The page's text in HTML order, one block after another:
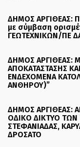
ΔΗΜΟΣ ΑΡΓΙΘΕΑΣ:
με σύμβαση
ΓΕΩΤΕΧΝΙΚΩΝ/ΠΕ
ΔΗΜΟΣ ΑΡΓΙΘΕΑΣ:
ΑΠΟΚΑΤΑΣΤΑΣΗΣ
ΕΝΔΕΧΟΜΕΝΑ
ΑΝΘΗΡΟΥ)”
ΔΗΜΟΣ ΑΡΓΙΘΕΑΣ:
ΟΔΙΚΟ ΔΙΚΤΥΟ ΤΩΝ
ΣΤΕΦΑΝΙΑΔΑΣ,
ΔΡΟΣΑΤΟ